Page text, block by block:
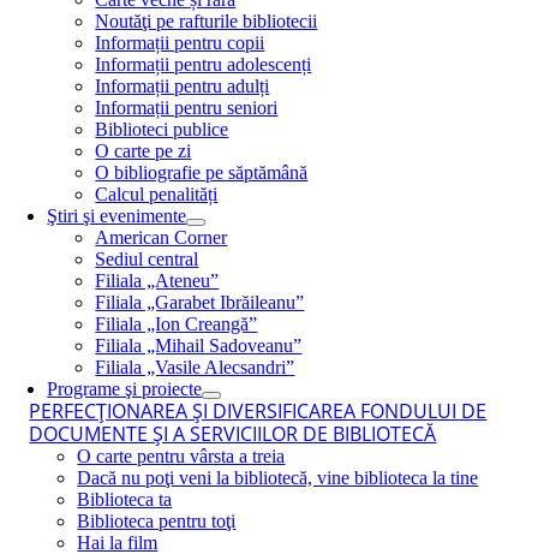
Noutăţi pe rafturile bibliotecii
Informații pentru copii
Informații pentru adolescenți
Informații pentru adulți
Informații pentru seniori
Biblioteci publice
O carte pe zi
O bibliografie pe săptămână
Calcul penalități
Ştiri şi evenimente
American Corner
Sediul central
Filiala „Ateneu”
Filiala „Garabet Ibrăileanu”
Filiala „Ion Creangă”
Filiala „Mihail Sadoveanu”
Filiala „Vasile Alecsandri”
Programe şi proiecte
PERFECŢIONAREA ŞI DIVERSIFICAREA FONDULUI DE
DOCUMENTE ŞI A SERVICIILOR DE BIBLIOTECĂ
O carte pentru vârsta a treia
Dacă nu poţi veni la bibliotecă, vine biblioteca la tine
Biblioteca ta
Biblioteca pentru toţi
Hai la film